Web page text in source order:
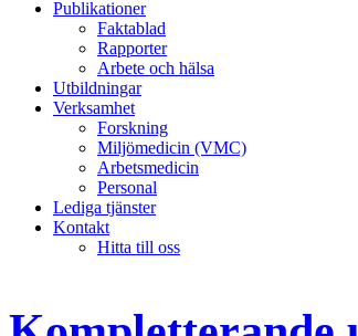
Publikationer
Faktablad
Rapporter
Arbete och hälsa
Utbildningar
Verksamhet
Forskning
Miljömedicin (VMC)
Arbetsmedicin
Personal
Lediga tjänster
Kontakt
Hitta till oss